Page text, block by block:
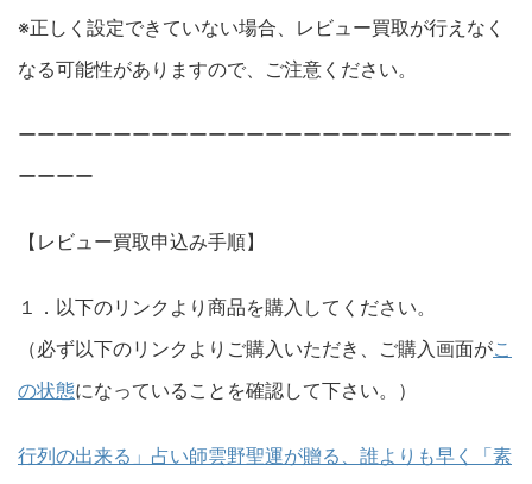
※正しく設定できていない場合、レビュー買取が行えなく
なる可能性がありますので、ご注意ください。
ーーーーーーーーーーーーーーーーーーーーーーーーーー
ーーーー
【レビュー買取申込み手順】
１．以下のリンクより商品を購入してください。
（必ず以下のリンクよりご購入いただき、ご購入画面がこ
の状態になっていることを確認して下さい。）
行列の出来る」占い師雲野聖運が贈る、誰よりも早く「素